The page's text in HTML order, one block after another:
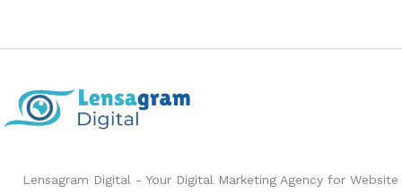
Lensagram Digital - Your Digital Marketing Agency for Website